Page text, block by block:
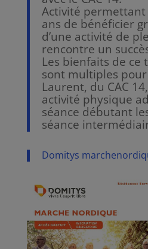
Activité permettant
ans de bénéficier
d’une activité de
rencontre un
Les bienfaits de ce
sont multiples
Laurent, du CAC
activité physique
séance débutant
séance
Domitys